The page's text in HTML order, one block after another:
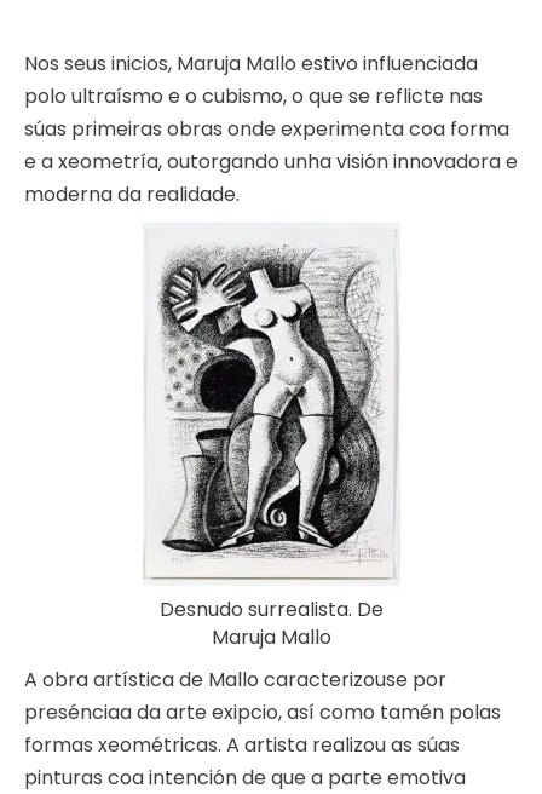
Nos seus inicios, Maruja Mallo estivo influenciada
polo ultraísmo e o cubismo, o que se reflicte nas
súas primeiras obras onde experimenta coa forma
e a xeometría, outorgando unha visión innovadora e
moderna da realidade.
Desnudo surrealista. De
Maruja Mallo
A obra artística de Mallo caracterizouse por
presénciaa da arte exipcio, así como tamén polas
formas xeométricas. A artista realizou as súas
pinturas coa intención de que a parte emotiva